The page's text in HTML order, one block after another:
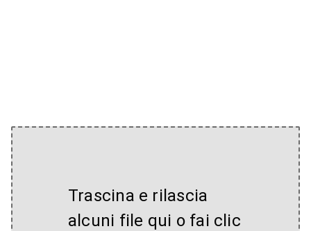
Trascina e rilascia
alcuni file qui o fai clic